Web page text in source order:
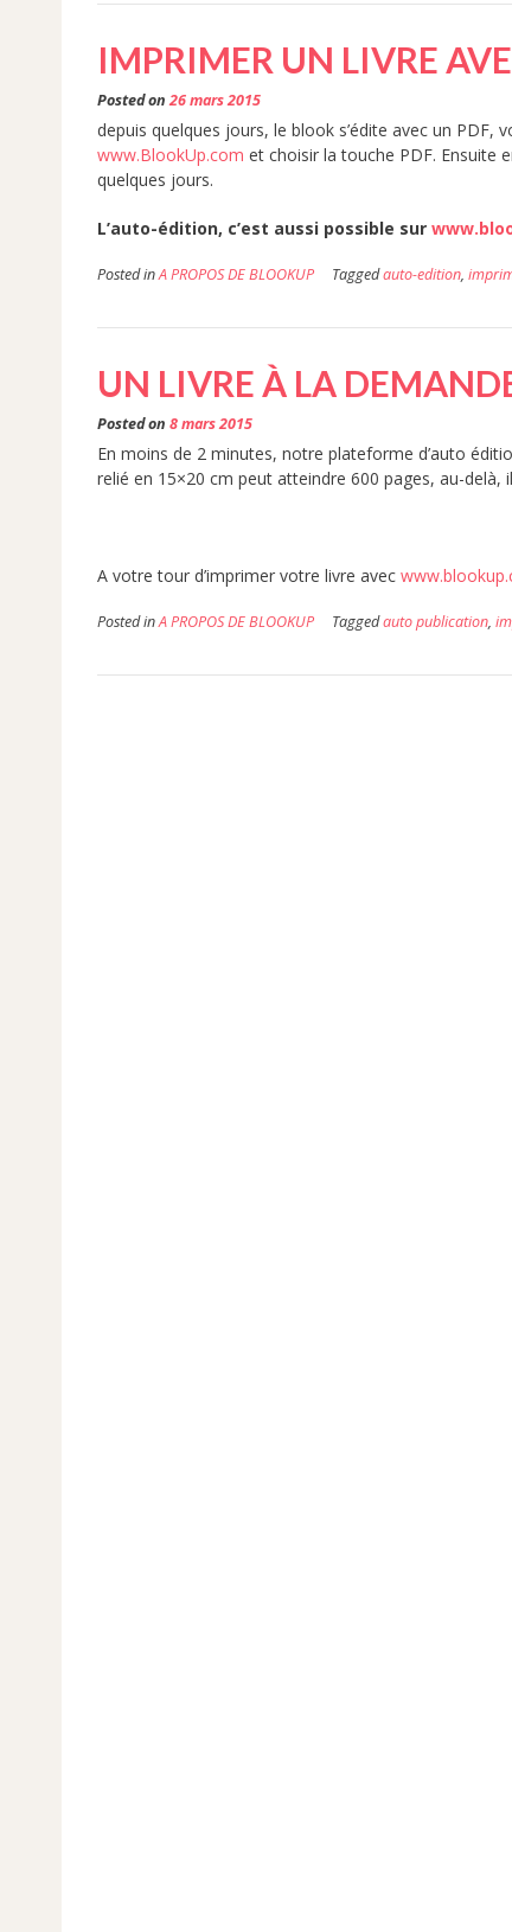
IMPRIMER UN LIVRE
Posted on26 mars 2015
depuis quelques jours, le blook s’édite avec un
www.BlookUp.com et choisir la touche PDF. Ensuite
quelques jours.
L’auto-édition, c’est aussi possible sur
Posted inA PROPOS DE BLOOKUP Taggedauto-edition,
UN LIVRE À LA
Posted on 8 mars 2015
En moins de 2 minutes, notre plateforme d’auto
relié en 15×20 cm peut atteindre 600 pages, au-
A votre tour d’imprimer votre livre avec
Posted inA PROPOS DE BLOOKUP Taggedauto publication,